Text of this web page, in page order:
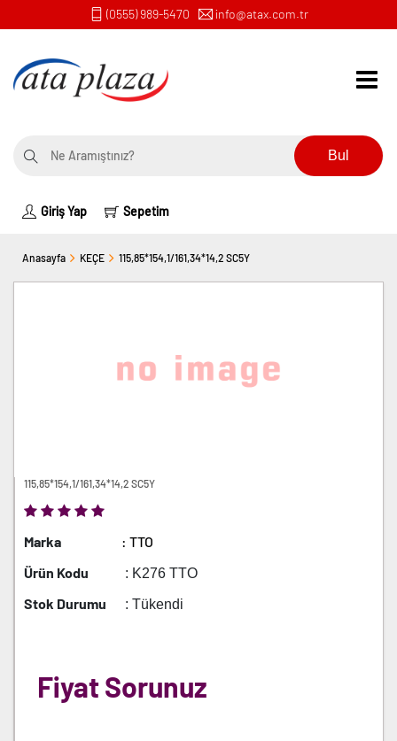
(0555) 989-5470 info@atax.com.tr
Bul
Giriş Yap Sepetim
Anasayfa KEÇE 115,85*154,1/161,34*14,2 SC5Y
115,85*154,1/161,34*14,2 SC5Y
Marka
: TTO
Ürün Kodu
: K276 TTO
Stok Durumu : Tükendi
Fiyat Sorunuz